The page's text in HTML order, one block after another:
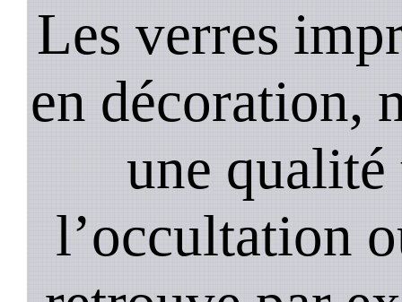
Les verres
en décoration,
une
l’occultation